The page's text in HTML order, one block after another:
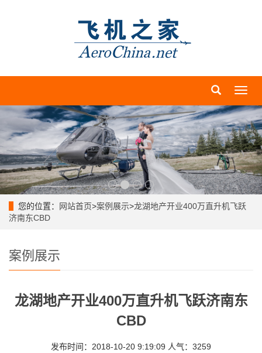
导
菜
单
您的位置： 网站首页>案例展示>龙湖地产开业400万直升机飞跃
济南东CBD
案例展示
龙湖地产开业400万直升机飞跃济南东
CBD
发布时间：2018-10-20 9:19:09 人气：3259